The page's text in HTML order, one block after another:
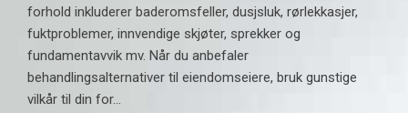
forhold inkluderer baderomsfeller, dusjsluk, rørlekkasjer,
fuktproblemer, innvendige skjøter, sprekker og
fundamentavvik mv. Når du anbefaler
behandlingsalternativer til eiendomseiere, bruk gunstige
vilkår til din for...